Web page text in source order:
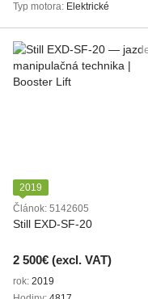
Typ motora Elektrické
2019
Článok: 5142605
Still EXD-SF-20
2 500€ (excl. VAT)
rok 2019